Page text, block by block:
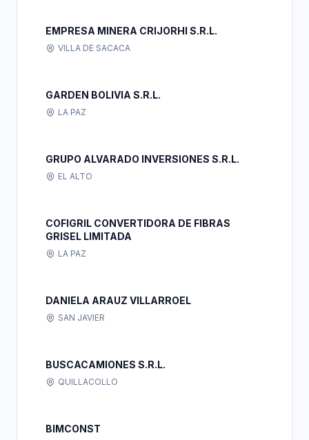
EMPRESA MINERA CRIJORHI S.R.L.
VILLA DE SACACA
GARDEN BOLIVIA S.R.L.
LA PAZ
GRUPO ALVARADO INVERSIONES S.R.L.
EL ALTO
COFIGRIL CONVERTIDORA DE FIBRAS
GRISEL LIMITADA
LA PAZ
DANIELA ARAUZ VILLARROEL
SAN JAVIER
BUSCACAMIONES S.R.L.
QUILLACOLLO
BIMCONST